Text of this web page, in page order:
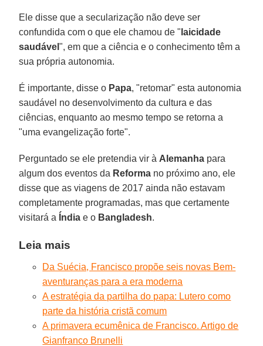
Ele disse que a secularização não deve ser
confundida com o que ele chamou de " laicidade
saudável", em que a ciência e o conhecimento têm a
sua própria autonomia.
É importante, disse o Papa, "retomar" esta autonomia
saudável no desenvolvimento da cultura e das
ciências, enquanto ao mesmo tempo se retorna a
"uma evangelização forte".
Perguntado se ele pretendia vir à Alemanha para
algum dos eventos da Reforma no próximo ano, ele
disse que as viagens de 2017 ainda não estavam
completamente programadas, mas que certamente
visitará a Índia e o Bangladesh.
Leia mais
Da Suécia, Francisco propõe seis novas Bem-
aventuranças para a era moderna
A estratégia da partilha do papa: Lutero como
parte da história cristã comum
A primavera ecumênica de Francisco. Artigo de
Gianfranco Brunelli